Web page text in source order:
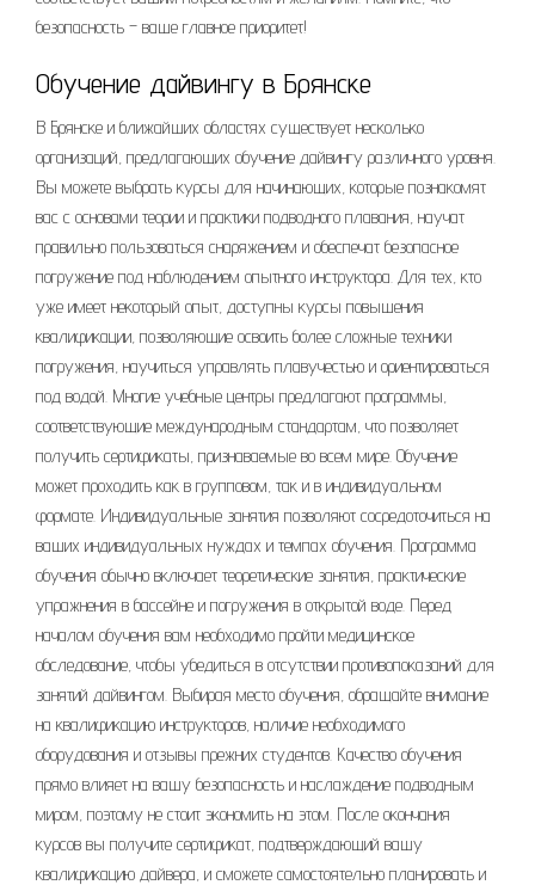
безопасность – ваше главное приоритет!
Обучение дайвингу в Брянске
В Брянске и ближайших областях существует несколько
организаций, предлагающих обучение дайвингу различного уровня.
Вы можете выбрать курсы для начинающих, которые познакомят
вас с основами теории и практики подводного плавания, научат
правильно пользоваться снаряжением и обеспечат безопасное
погружение под наблюдением опытного инструктора. Для тех, кто
уже имеет некоторый опыт, доступны курсы повышения
квалификации, позволяющие освоить более сложные техники
погружения, научиться управлять плавучестью и ориентироваться
под водой. Многие учебные центры предлагают программы,
соответствующие международным стандартам, что позволяет
получить сертификаты, признаваемые во всем мире. Обучение
может проходить как в групповом, так и в индивидуальном
формате. Индивидуальные занятия позволяют сосредоточиться на
ваших индивидуальных нуждах и темпах обучения. Программа
обучения обычно включает теоретические занятия, практические
упражнения в бассейне и погружения в открытой воде. Перед
началом обучения вам необходимо пройти медицинское
обследование, чтобы убедиться в отсутствии противопоказаний для
занятий дайвингом. Выбирая место обучения, обращайте внимание
на квалификацию инструкторов, наличие необходимого
оборудования и отзывы прежних студентов. Качество обучения
прямо влияет на вашу безопасность и наслаждение подводным
миром, поэтому не стоит экономить на этом. После окончания
курсов вы получите сертификат, подтверждающий вашу
квалификацию дайвера, и сможете самостоятельно планировать и